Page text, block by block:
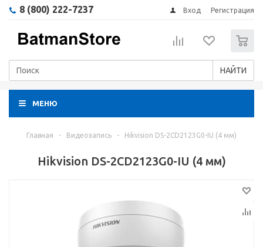
8 (800) 222-7237 Вход Регистрация
НАЙТИ
МЕНЮ
Главная - Видеозапись - Hikvision DS-2CD2123G0-IU (4 мм)
Hikvision DS-2CD2123G0-IU (4 мм)